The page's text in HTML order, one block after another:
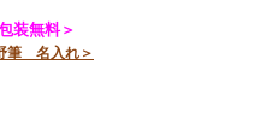
装無料＞
筆 名入れ＞